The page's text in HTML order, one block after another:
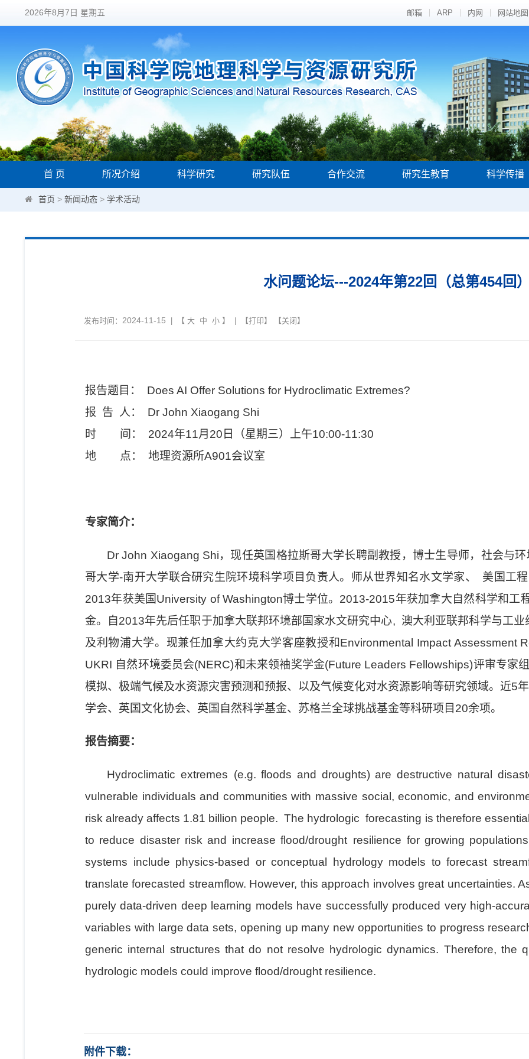
2026年8月7日 星期五 邮箱 ARP 内网 网站地图
首 页 所况介绍 科学研究 研究队伍 合作交流 研究生教育 科学传播
首页 > 新闻动态 > 学术活动
水问题论坛---2024年第22回（总第454回
发布时间： 2024-11-15 | 【 大 中 小 】 | 【打印】 【关闭 】
报告题目： Does AI Offer Solutions for Hydroclimatic Extremes?
报 告 人： Dr John Xiaogang Shi
时 间： 2024年11月20日（星期三）上午10:00-11:30
地 点： 地理资源所A901会议室
专家简介：
Dr John Xiaogang Shi，现任英国格拉斯哥大学长聘副教授，博士生导师，社会与
哥大学-南开大学联合研究生院环境科学项目负责人。师从世界知名水文学家、 美国工
2013年获美国University of Washington博士学位。2013-2015年获加拿大自然科学和工
金。自2013年先后任职于加拿大联邦环境部国家水文研究中心, 澳大利亚联邦科学与工
及利物浦大学。现兼任加拿大约克大学客座教授和Environmental Impact Assessment
UKRI 自然环境委员会(NERC)和未来领袖奖学金(Future Leaders Fellowships)评审专家
模拟、极端气候及水资源灾害预测和预报、以及气候变化对水资源影响等研究领域。近5
学会、英国文化协会、英国自然科学基金、苏格兰全球挑战基金等科研项目20余项。
报告摘要：
Hydroclimatic extremes (e.g. floods and droughts) are destructive natural
vulnerable individuals and communities with massive social, economic, and
risk already affects 1.81 billion people. The hydrologic forecasting is therefore
to reduce disaster risk and increase flood/drought resilience for growing
systems include physics-based or conceptual hydrology models to forecast
translate forecasted streamflow. However, this approach involves great uncertainties.
purely data-driven deep learning models have successfully produced very high-
variables with large data sets, opening up many new opportunities to progress
generic internal structures that do not resolve hydrologic dynamics. Therefore, the
hydrologic models could improve flood/drought resilience.
附件下载：